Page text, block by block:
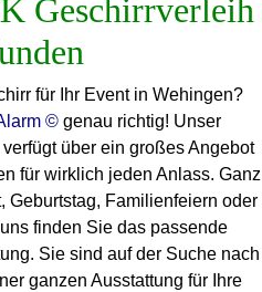
für Ihr Event in Wehingen?
© genau richtig! Unser
über ein großes Angebot
für wirklich jeden Anlass. Ganz
Geburtstag, Familienfeiern oder
finden Sie das passende
Sie sind auf der Suche nach
ganzen Ausstattung für Ihre